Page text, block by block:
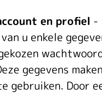
en profiel -
u enkele
gegevens
gebruiken. Door